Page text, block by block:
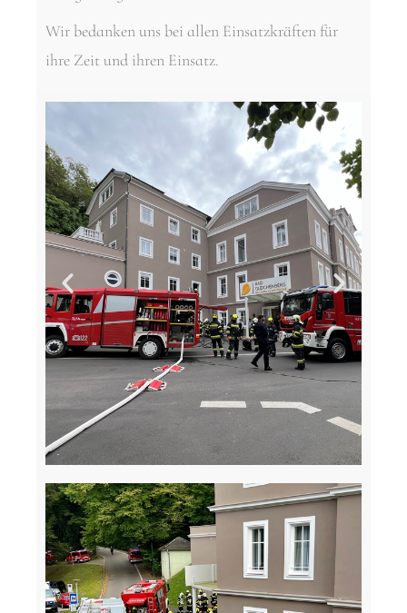
Wir bedanken uns bei allen Einsatzkräften für
ihre Zeit und ihren Einsatz.